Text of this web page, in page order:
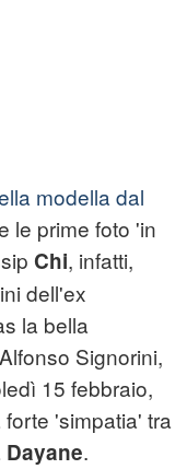
modella dal
le prime foto 'in
Chi, infatti,
dell'ex
la bella
Signorini,
15 febbraio,
'simpatia' tra
Dayane.